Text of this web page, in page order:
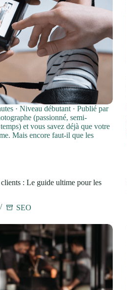
· Niveau débutant · Publié par
(passionné, semi-
et vous savez déjà que votre
Mais encore faut-il que les
: Le guide ultime pour les
SEO